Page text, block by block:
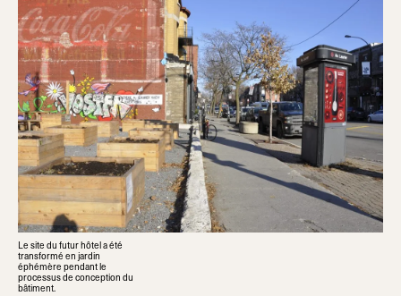
Le site du futur hôtel a été
transformé en jardin
éphémère pendant le
processus de conception du
bâtiment.